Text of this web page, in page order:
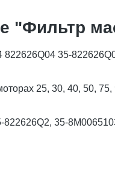
"Фильтр
35-
25, 30, 40, 50, 75,
35-